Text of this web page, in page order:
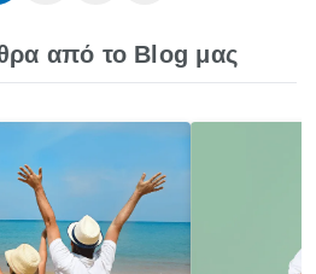
από το Blog μας